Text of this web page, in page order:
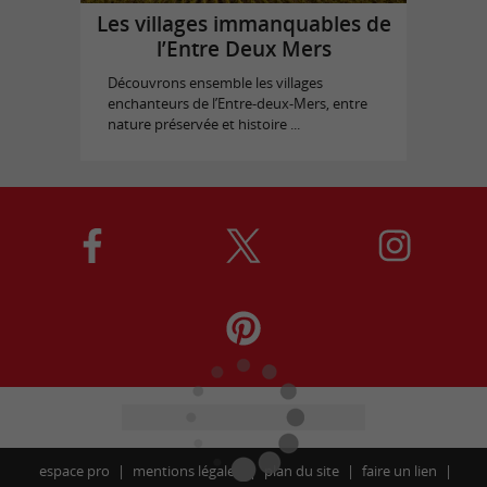
Les villages immanquables de
l’Entre Deux Mers
Découvrons ensemble les villages
enchanteurs de l’Entre-deux-Mers, entre
nature préservée et histoire ...
espace pro mentions légales plan du site faire un lien